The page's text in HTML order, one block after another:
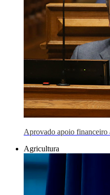
Aprovado apoio financeiro
Agricultura